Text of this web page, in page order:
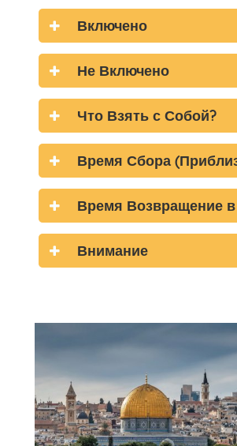
Включено
Не Включено
Что Взять с Собой?
Время Сбора
Время Возвращение
Внимание